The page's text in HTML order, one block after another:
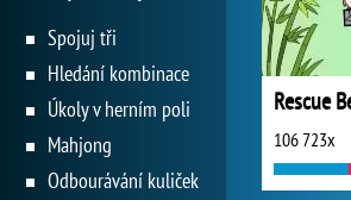
Rescue
106 723x
Spojuj tři
Hledání kombinace
Úkoly v herním poli
Mahjong
Odbourávání kuliček